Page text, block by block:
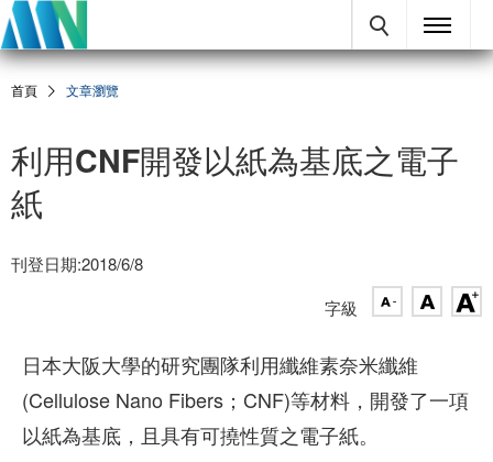
首頁 文章瀏覽
利用CNF開發以紙為基底之電子
紙
刊登日期:2018/6/8
字級
日本大阪大學的研究團隊利用纖維素奈米纖維
(Cellulose Nano Fibers；CNF)等材料，開發了一項
以紙為基底，且具有可撓性質之電子紙。